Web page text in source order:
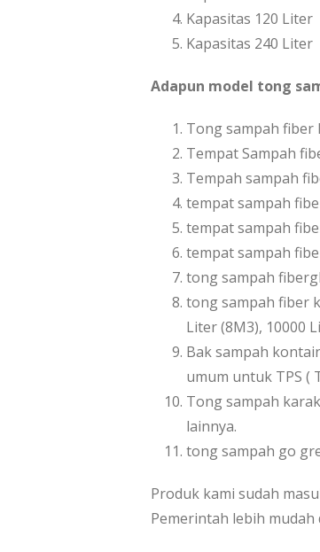
Kapasitas 120 Liter
Kapasitas 240 Liter
Adapun model tong
Tong sampah
Tempat Sampah
Tempah sampah
tempat sampah
tempat sampah
tempat sampah
tong sampah
tong sampah fiber
Liter (8M3), 10000
Bak sampah
umum untuk TPS (
Tong sampah
lainnya.
tong sampah go
Produk kami sudah
Pemerintah lebih mudah